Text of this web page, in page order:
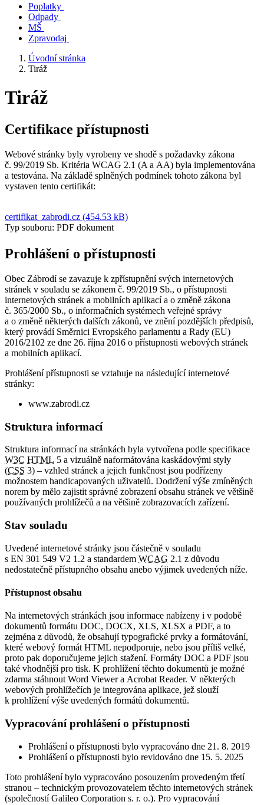
Poplatky
Odpady
MŠ
Zpravodaj
Úvodní stránka
Tiráž
Tiráž
Certifikace přístupnosti
Webové stránky byly vyrobeny ve shodě s požadavky zákona
č. 99/2019 Sb. Kritéria WCAG 2.1 (A a AA) byla implementována
a testována. Na základě splněných podmínek tohoto zákona byl
vystaven tento certifikát:
certifikat_zabrodi.cz (454.53 kB)
Typ souboru: PDF dokument
Prohlášení o přístupnosti
Obec Zábrodí se zavazuje k zpřístupnění svých internetových
stránek v souladu se zákonem č. 99/2019 Sb., o přístupnosti
internetových stránek a mobilních aplikací a o změně zákona
č. 365/2000 Sb., o informačních systémech veřejné správy
a o změně některých dalších zákonů, ve znění pozdějších předpisů,
který provádí Směrnici Evropského parlamentu a Rady (EU)
2016/2102 ze dne 26. října 2016 o přístupnosti webových stránek
a mobilních aplikací.
Prohlášení přístupnosti se vztahuje na následující internetové
stránky:
www.zabrodi.cz
Struktura informací
Struktura informací na stránkách byla vytvořena podle specifikace
W3C HTML 5 a vizuálně naformátována kaskádovými styly
(CSS 3) – vzhled stránek a jejich funkčnost jsou podřízeny
možnostem handicapovaných uživatelů. Dodržení výše zmíněných
norem by mělo zajistit správné zobrazení obsahu stránek ve většině
používaných prohlížečů a na většině zobrazovacích zařízení.
Stav souladu
Uvedené internetové stránky jsou částečně v souladu
s EN 301 549 V2 1.2 a standardem WCAG 2.1 z důvodu
nedostatečně přístupného obsahu anebo výjimek uvedených níže.
Přístupnost obsahu
Na internetových stránkách jsou informace nabízeny i v podobě
dokumentů formátu DOC, DOCX, XLS, XLSX a PDF, a to
zejména z důvodů, že obsahují typografické prvky a formátování,
které webový formát HTML nepodporuje, nebo jsou příliš velké,
proto pak doporučujeme jejich stažení. Formáty DOC a PDF jsou
také vhodnější pro tisk. K prohlížení těchto dokumentů je možné
zdarma stáhnout Word Viewer a Acrobat Reader. V některých
webových prohlížečích je integrována aplikace, jež slouží
k prohlížení výše uvedených formátů dokumentů.
Vypracování prohlášení o přístupnosti
Prohlášení o přístupnosti bylo vypracováno dne 21. 8. 2019
Prohlášení o přístupnosti bylo revidováno dne 15. 5. 2025
Toto prohlášení bylo vypracováno posouzením provedeným třetí
stranou – technickým provozovatelem těchto internetových stránek
(společností Galileo Corporation s. r. o.). Pro vypracování